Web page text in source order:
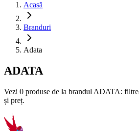
Acasă
Branduri
Adata
ADATA
Vezi 0 produse de la brandul ADATA:
și preț.